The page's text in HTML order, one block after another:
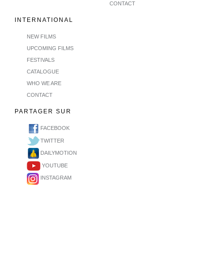
CONTACT
INTERNATIONAL
NEW FILMS
UPCOMING FILMS
FESTIVALS
CATALOGUE
WHO WE ARE
CONTACT
PARTAGER SUR
FACEBOOK
TWITTER
DAILYMOTION
YOUTUBE
INSTAGRAM